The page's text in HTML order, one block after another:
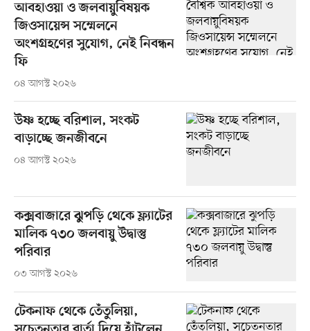
আবহাওয়া ও জলবায়ুবিষয়ক
জিওসায়েন্স সম্মেলনে
অংশগ্রহণের সুযোগ, নেই নিবন্ধন
ফি
০৪ আগস্ট ২০২৬
উষ্ণ হচ্ছে বরিশাল, সংকট
বাড়াচ্ছে জনজীবনে
০৪ আগস্ট ২০২৬
কক্সবাজারে ঝুপড়ি থেকে ফ্ল্যাটের
মালিক ৭৩০ জলবায়ু উদ্বাস্তু
পরিবার
০৩ আগস্ট ২০২৬
টেকনাফ থেকে তেঁতুলিয়া,